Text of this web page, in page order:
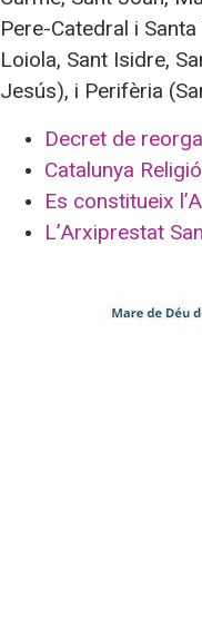
Pere-Catedral i
Loiola, Sant Isidre,
Jesús), i Perifèria
Decret de
Catalunya
Es constitueix
L’Arxiprestat